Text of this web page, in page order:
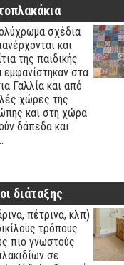
σχέδια
και
της παιδικής
εμφανίστηκαν στα
Γαλλία και από
χώρες της
και στη χώρα
δάπεδα και
διάταξης
πέτρινα, κλπ)
τρόπους
πιο γνωστούς
σε